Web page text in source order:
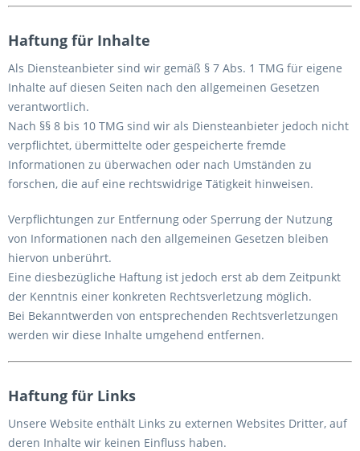
Haftung für Inhalte
Als Diensteanbieter sind wir gemäß § 7 Abs. 1 TMG für eigene
Inhalte auf diesen Seiten nach den allgemeinen Gesetzen
verantwortlich.
Nach §§ 8 bis 10 TMG sind wir als Diensteanbieter jedoch nicht
verpflichtet, übermittelte oder gespeicherte fremde
Informationen zu überwachen oder nach Umständen zu
forschen, die auf eine rechtswidrige Tätigkeit hinweisen.
Verpflichtungen zur Entfernung oder Sperrung der Nutzung
von Informationen nach den allgemeinen Gesetzen bleiben
hiervon unberührt.
Eine diesbezügliche Haftung ist jedoch erst ab dem Zeitpunkt
der Kenntnis einer konkreten Rechtsverletzung möglich.
Bei Bekanntwerden von entsprechenden Rechtsverletzungen
werden wir diese Inhalte umgehend entfernen.
Haftung für Links
Unsere Website enthält Links zu externen Websites Dritter, auf
deren Inhalte wir keinen Einfluss haben.